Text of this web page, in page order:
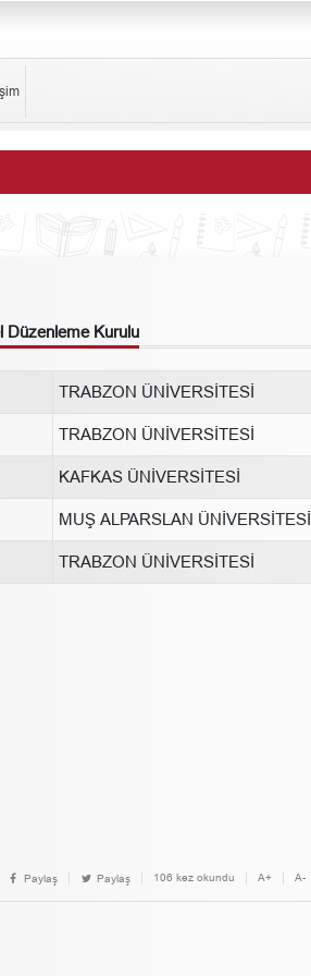
Düzenleme Kurulu
TRABZON ÜNİVERSİTESİ
TRABZON ÜNİVERSİTESİ
KAFKAS ÜNİVERSİTESİ
MUŞ ALPARSLAN ÜNİVERSİTESİ
TRABZON ÜNİVERSİTESİ
Paylaş Paylaş 106 kez okundu A+ A-